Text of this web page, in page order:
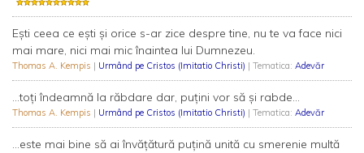
Eşti ceea ce eşti şi orice s-ar zice despre tine, nu te va face nici
mai mare, nici mai mic înaintea lui Dumnezeu.
Thomas A. Kempis | Urmând pe Cristos (Imitatio Christi) | Tematica: Adevăr
...toţi îndeamnă la răbdare dar, puţini vor să şi rabde...
Thomas A. Kempis | Urmând pe Cristos (Imitatio Christi) | Tematica: Adevăr
...este mai bine să ai învăţătură puţină unită cu smerenie multă